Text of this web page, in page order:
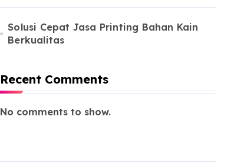
Solusi Cepat Jasa Printing Bahan Kain
Berkualitas
Recent Comments
No comments to show.